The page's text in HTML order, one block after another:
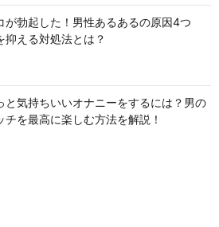
が勃起した！男性あるあるの原因4つ
抑える対処法とは？
と気持ちいいオナニーをするには？男の
チを最高に楽しむ方法を解説！